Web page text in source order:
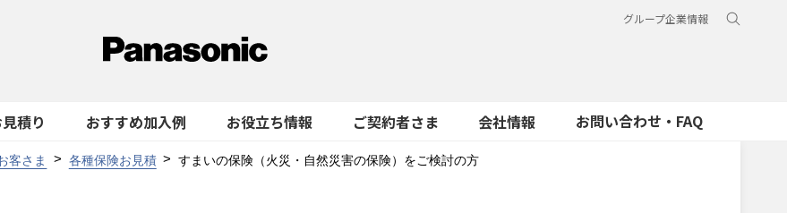
グループ企業情報
積り おすすめ加入例 お役立ち情報 ご契約者さま 会社情報 お問い合わせ・FAQ
客さま 各種保険お見積 すまいの保険（火災・自然災害の保険）をご検討の方